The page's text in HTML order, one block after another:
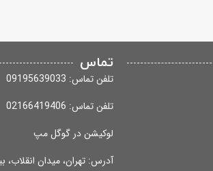
تماس
تلفن تماس: 09195639033
تلفن تماس: 02166419406
لوکیشن در گوگل مپ